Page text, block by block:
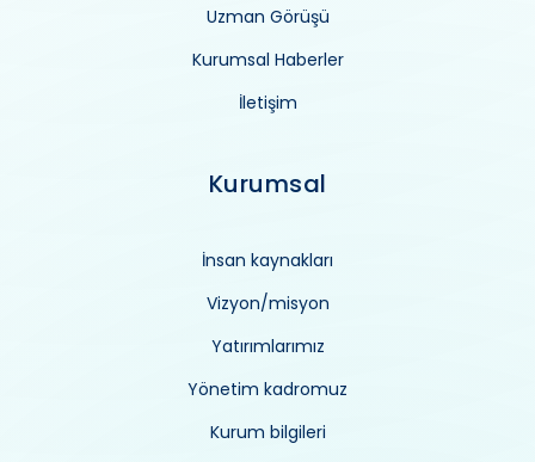
Uzman Görüşü
Kurumsal Haberler
İletişim
Kurumsal
İnsan kaynakları
Vizyon/misyon
Yatırımlarımız
Yönetim kadromuz
Kurum bilgileri